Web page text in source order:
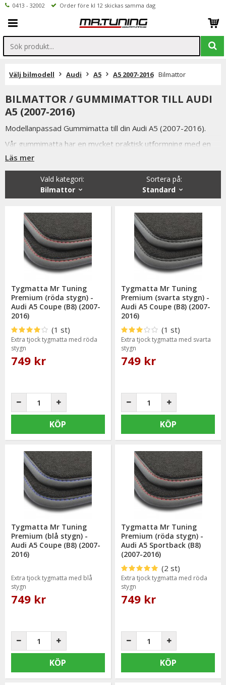
0413 - 32002 Order före kl 12 skickas samma dag
Välj bilmodell Audi A5 A5 2007-2016 Bilmattor
BILMATTOR / GUMMIMATTOR TILL AUDI
A5 (2007-2016)
Modellanpassad Gummimatta till din Audi A5 (2007-2016).
Vår gummimatta har en mycket praktisk utformning med en
förhöjd kant som gör att smuts och vätskor stannar kvar på
Något som även är mycket praktiskt när man ska tvätta
Bilmattorna i svart utförande är tillverkade utav luktfritt
Vi har valt att lagerföra just dessa gummimattorna då de
bevisat sig hålla en hög kvalitet och mycket god passform.
Läs mer
Sortera på:
Standard
Vald kategori:
Bilmattor
Tygmatta Mr Tuning
Premium (röda stygn) -
Audi A5 Coupe (B8) (2007-
2016)
(1 st)
Extra tjock tygmatta med röda
stygn
749 kr
KÖP
Tygmatta Mr Tuning
Premium (svarta stygn) -
Audi A5 Coupe (B8) (2007-
2016)
(1 st)
Extra tjock tygmatta med svarta
stygn
749 kr
KÖP
Tygmatta Mr Tuning
Premium (blå stygn) -
Audi A5 Coupe (B8) (2007-
2016)
Extra tjock tygmatta med blå
stygn
749 kr
KÖP
Tygmatta Mr Tuning
Premium (röda stygn) -
Audi A5 Sportback (B8)
(2007-2016)
(2 st)
Extra tjock tygmatta med röda
stygn
749 kr
KÖP